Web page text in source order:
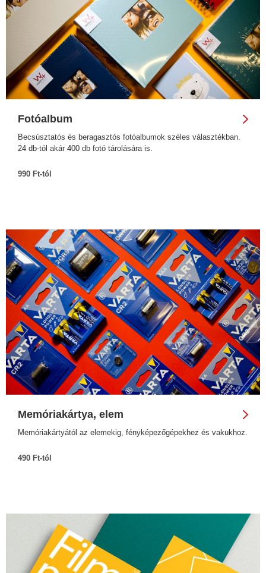
Fotóalbum
Becsúsztatós és beragasztós fotóalbumok széles választékban.
24 db-tól akár 400 db fotó tárolására is.
990 Ft-tól
Memóriakártya, elem
Memóriakártyától az elemekig, fényképezőgépekhez és vakukhoz.
490 Ft-tól